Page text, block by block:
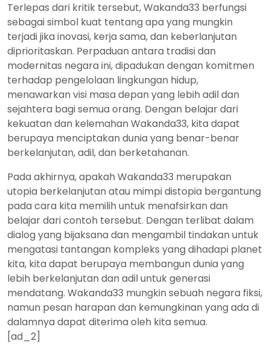
Terlepas dari kritik tersebut, Wakanda33 berfungsi
sebagai simbol kuat tentang apa yang mungkin
terjadi jika inovasi, kerja sama, dan keberlanjutan
diprioritaskan. Perpaduan antara tradisi dan
modernitas negara ini, dipadukan dengan komitmen
terhadap pengelolaan lingkungan hidup,
menawarkan visi masa depan yang lebih adil dan
sejahtera bagi semua orang. Dengan belajar dari
kekuatan dan kelemahan Wakanda33, kita dapat
berupaya menciptakan dunia yang benar-benar
berkelanjutan, adil, dan berketahanan.
Pada akhirnya, apakah Wakanda33 merupakan
utopia berkelanjutan atau mimpi distopia bergantung
pada cara kita memilih untuk menafsirkan dan
belajar dari contoh tersebut. Dengan terlibat dalam
dialog yang bijaksana dan mengambil tindakan untuk
mengatasi tantangan kompleks yang dihadapi planet
kita, kita dapat berupaya membangun dunia yang
lebih berkelanjutan dan adil untuk generasi
mendatang. Wakanda33 mungkin sebuah negara fiksi,
namun pesan harapan dan kemungkinan yang ada di
dalamnya dapat diterima oleh kita semua.
[ad_2]